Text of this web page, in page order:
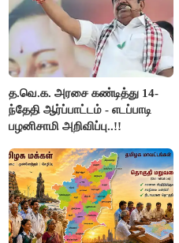
த.வெ.க. அரசை கண்டித்து 14-
ந்தேதி ஆர்ப்பாட்டம் - எடப்பாடி
பழனிசாமி அறிவிப்பு..!!